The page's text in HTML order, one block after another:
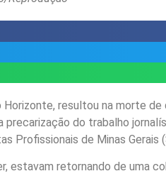
resultou na morte
do trabalho
Profissionais de Minas Gerais
estavam retornando de uma